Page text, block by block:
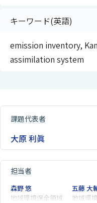
キーワード(英語)
emission inventory,
assimilation system
課題代表者
大原 利眞
担当者
森野 悠
地域環境保全領域
五藤 大
地域環